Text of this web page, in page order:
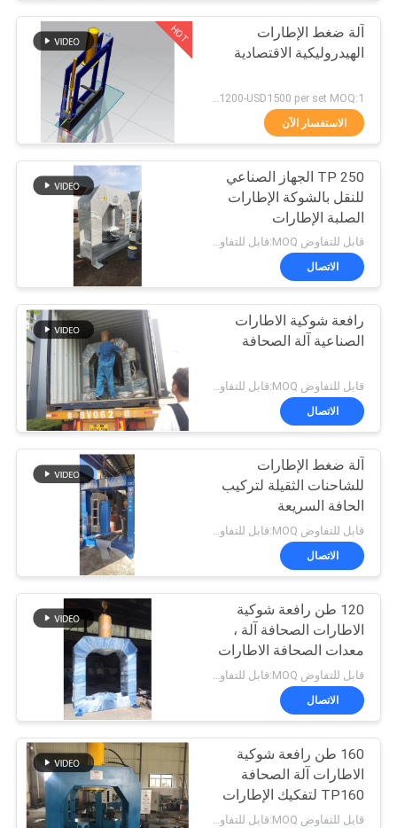
الجودة
اتصل
أخبار
خريطة
الموقع
سياسة
الخصوصية
رافعة شوكية لشحن
البطاريات
69
موصل البطارية رافعة
شوكية
27
رافعة شوكية الاطارات
آلة الصحافة
49
المكعب الكهربائي
36
17
HOT
آلة ضغط الإطارات
الهيدروليكية الاقتصادية
الاستفسار الآن
TP 250 الجهاز الصناعي
للنقل بالشوكة الإطارات
الصلبة الإطارات
الهيدروليكية
قابل للتفاوض MOQ:قابل للتفاوض
الاتصال
رافعة شوكية الاطارات
الصناعية آلة الصحافة
قابل للتفاوض MOQ:قابل للتفاوض
الاتصال
آلة ضغط الإطارات
للشاحنات الثقيلة لتركيب
الحافة السريعة
الاتصال
120 طن رافعة شوكية
الاطارات الصحافة آلة ،
معدات الصحافة الاطارات
الهيدروليكية TP120
الاتصال
160 طن رافعة شوكية
الاطارات آلة الصحافة
TP160 لتفكيك الإطارات
الصلبة